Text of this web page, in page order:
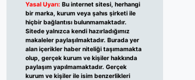
Yasal Uyarı: Bu internet sitesi, herhangi
bir marka, kurum veya şahıs şirketi ile
hiçbir bağlantısı bulunmamaktadır.
Sitede yalnızca kendi hazırladığımız
makaleler paylaşılmaktadır. Burada yer
alan içerikler haber niteliği taşımamakta
olup, gerçek kurum ve kişiler hakkında
paylaşım yapılmamaktadır. Gerçek
kurum ve kişiler ile isim benzerlikleri